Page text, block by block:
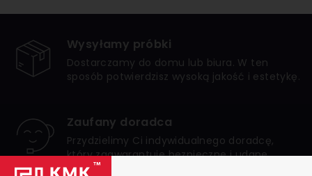
Wysyłamy próbki
Dostarczamy do domu lub biura. W ten
sposób potwierdzisz wysoką jakość i estetykę.
Zaufany doradca
Przydzielimy Ci indywidualnego doradcę,
który zagwarantuje bezpieczne i udane
zakupy.